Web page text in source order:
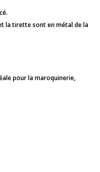
la tirette sont en métal de la
pour la maroquinerie,